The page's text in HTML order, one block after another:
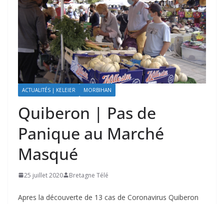
ACTUALITÉS | KELEIER MORBIHAN
Quiberon | Pas de
Panique au Marché
Masqué
25 juillet 2020 Bretagne Télé
Apres la découverte de 13 cas de Coronavirus Quiberon